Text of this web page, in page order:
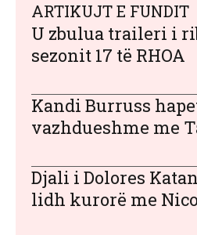
ARTIKUJT E FUNDIT
U zbulua traileri i
sezonit 17 të RHOA
Kandi Burruss
vazhdueshme me
Djali i Dolores
lidh kurorë me